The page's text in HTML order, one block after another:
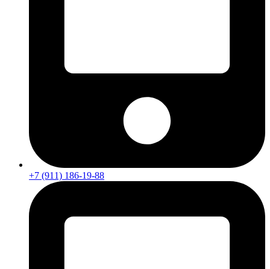
+7 (911) 186-19-88